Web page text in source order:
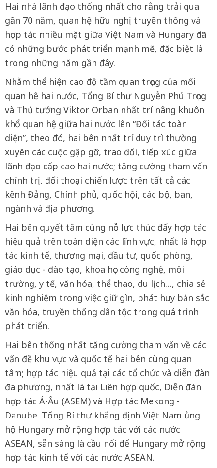
Hai nhà lãnh đạo thống nhất cho rằng trải qua
gần 70 năm, quan hệ hữu nghị truyền thống và
hợp tác nhiều mặt giữa Việt Nam và Hungary đã
có những bước phát triển mạnh mẽ, đặc biệt là
trong những năm gần đây.
Nhằm thể hiện cao độ tầm quan trọng của mối
quan hệ hai nước, Tổng Bí thư Nguyễn Phú Trọng
và Thủ tướng Viktor Orban nhất trí nâng khuôn
khổ quan hệ giữa hai nước lên “Đối tác toàn
diện”, theo đó, hai bên nhất trí duy trì thường
xuyên các cuộc gặp gỡ, trao đổi, tiếp xúc giữa
lãnh đạo cấp cao hai nước; tăng cường tham vấn
chính trị, đối thoại chiến lược trên tất cả các
kênh Đảng, Chính phủ, quốc hội, các bộ, ban,
ngành và địa phương.
Hai bên quyết tâm cùng nỗ lực thúc đẩy hợp tác
hiệu quả trên toàn diện các lĩnh vực, nhất là hợp
tác kinh tế, thương mại, đầu tư, quốc phòng,
giáo dục - đào tạo, khoa học công nghệ, môi
trường, y tế, văn hóa, thể thao, du lịch…, chia sẻ
kinh nghiệm trong việc giữ gìn, phát huy bản sắc
văn hóa, truyền thống dân tộc trong quá trình
phát triển.
Hai bên thống nhất tăng cường tham vấn về các
vấn đề khu vực và quốc tế hai bên cùng quan
tâm; hợp tác hiệu quả tại các tổ chức và diễn đàn
đa phương, nhất là tại Liên hợp quốc, Diễn đàn
hợp tác Á-Âu (ASEM) và Hợp tác Mekong -
Danube. Tổng Bí thư khẳng định Việt Nam ủng
hộ Hungary mở rộng hợp tác với các nước
ASEAN, sẵn sàng là cầu nối để Hungary mở rộng
hợp tác kinh tế với các nước ASEAN.